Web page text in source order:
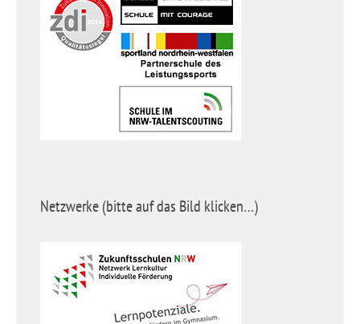
Netzwerke (bitte auf das Bild klicken…)